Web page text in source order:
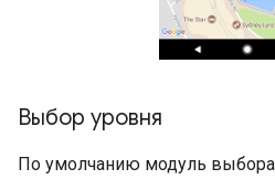
Выбор уровня
По умолчанию модуль